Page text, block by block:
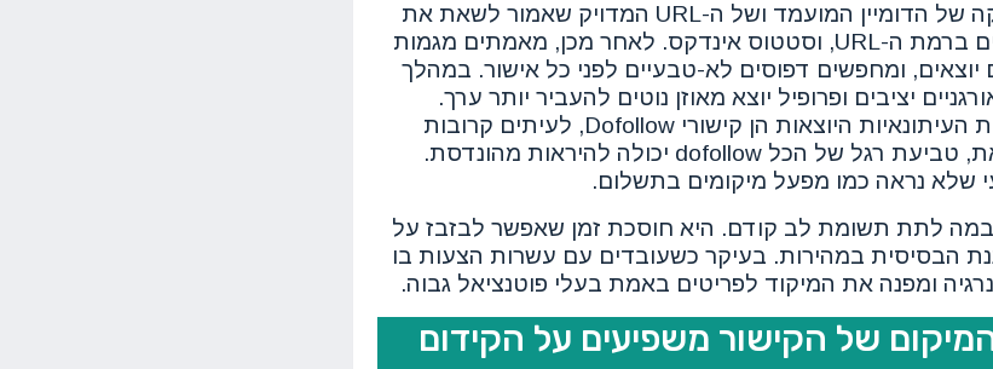
זרימת העבודה מתחילה בסריקה של הדומיין המועמד ושל ה-URL המדויק שאמור לשאת את
האזכור. בודקים DR/DA, דירוגים ברמת ה-URL, וסטטוס אינדקס. לאחר מכן, מאמתים מגמות
יוצאים, ומחפשים דפוסים לא-טבעיים לפני כל אישור. במהלך
יציבים ופרופיל יוצא מאוזן נוטים להעביר יותר ערך.
כש-50 אחוזים או יותר מההפניות העיתונאיות היוצאות הן קישורי Dofollow, לעיתים קרובות
רואים תנועה חזקה יותר, עם זאת, טביעת רגל של הכל dofollow יכולה להיראות מהונדסת.
שלא נראה כמו מפעל מיקומים בתשלום.
לתת תשומת לב קודם. היא חוסכת זמן שאפשר לבזבז על
הבסיסית במהירות. בעיקר כשעובדים עם עשרות הצעות בו
ומפנה את המיקוד לפריטים באמת בעלי פוטנציאל גבוה.
של הקישור משפיעים על הקידום